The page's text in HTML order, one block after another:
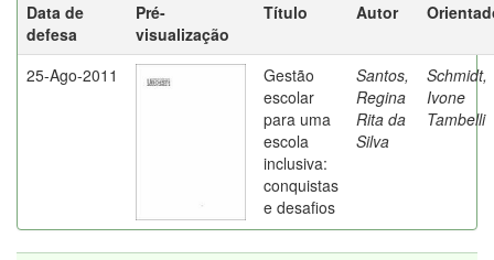
Data de
defesa
Pré-
visualização
Título Autor
25-Ago-2011
Gestão
escolar
para uma
escola
inclusiva:
conquistas
e desafios
Santos,
Regina
Rita da
Silva
Schmidt,
Ivone
Tambelli